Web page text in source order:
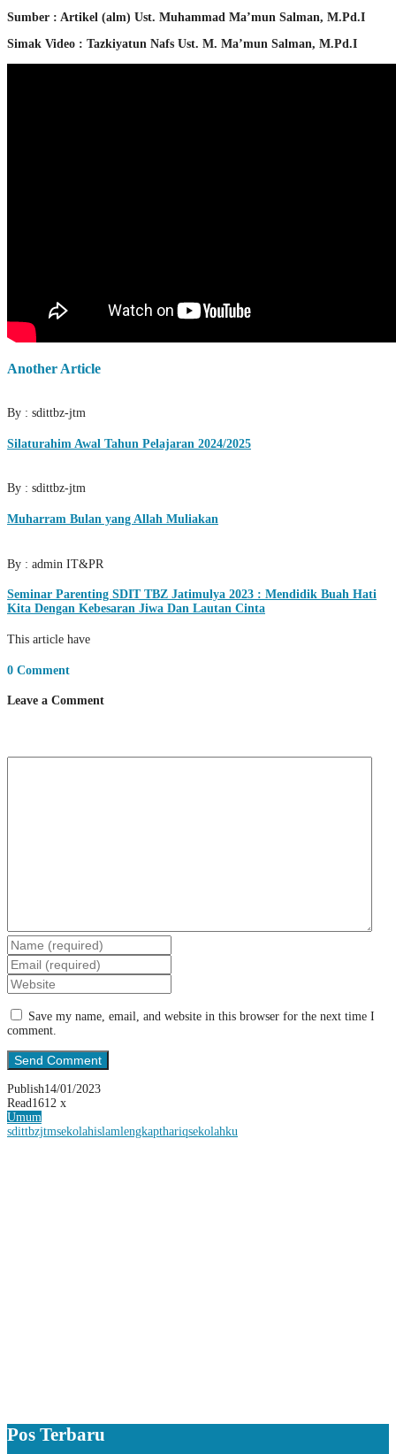
Sumber : Artikel (alm) Ust. Muhammad Ma’mun Salman, M.Pd.I
Simak Video : Tazkiyatun Nafs Ust. M. Ma’mun Salman, M.Pd.I
Another Article
By : sdittbz-jtm
Silaturahim Awal Tahun Pelajaran 2024/2025
By : sdittbz-jtm
Muharram Bulan yang Allah Muliakan
By : admin IT&PR
Seminar Parenting SDIT TBZ Jatimulya 2023 : Mendidik Buah Hati
Kita Dengan Kebesaran Jiwa Dan Lautan Cinta
This article have
0 Comment
Leave a Comment
Save my name, email, and website in this browser for the next time I
comment.
Publish14/01/2023
Read1612 x
Umum
sdittbzjtmsekolahislamlengkapthariqsekolahku
Pos Terbaru